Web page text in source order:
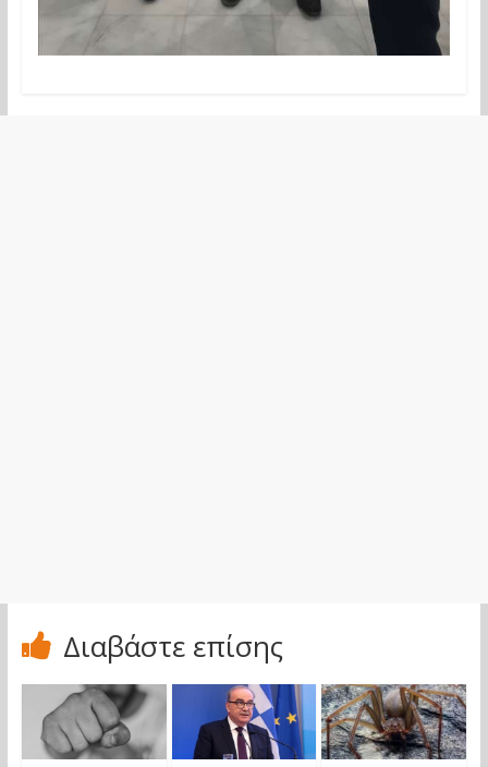
Διαβάστε επίσης